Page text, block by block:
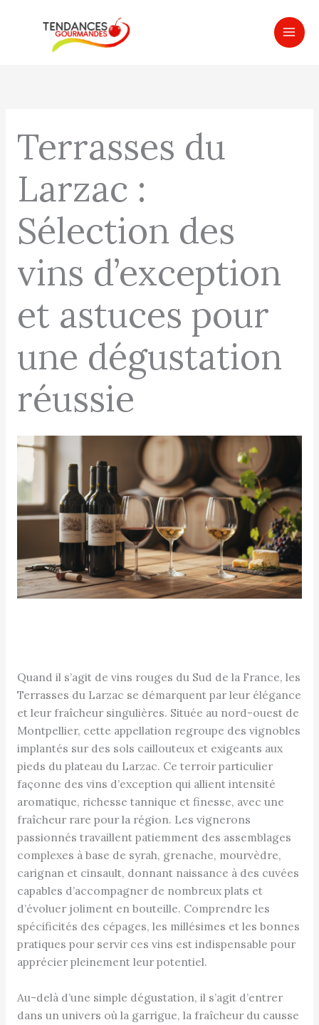
Terrasses du
Larzac :
Sélection des
vins d’exception
et astuces pour
une dégustation
réussie
Quand il s’agit de vins rouges du Sud de la France, les
Terrasses du Larzac se démarquent par leur élégance
et leur fraîcheur singulières. Située au nord-ouest de
Montpellier, cette appellation regroupe des vignobles
implantés sur des sols caillouteux et exigeants aux
pieds du plateau du Larzac. Ce terroir particulier
façonne des vins d’exception qui allient intensité
aromatique, richesse tannique et finesse, avec une
fraîcheur rare pour la région. Les vignerons
passionnés travaillent patiemment des assemblages
complexes à base de syrah, grenache, mourvèdre,
carignan et cinsault, donnant naissance à des cuvées
capables d’accompagner de nombreux plats et
d’évoluer joliment en bouteille. Comprendre les
spécificités des cépages, les millésimes et les bonnes
pratiques pour servir ces vins est indispensable pour
apprécier pleinement leur potentiel.
Au-delà d’une simple dégustation, il s’agit d’entrer
dans un univers où la garrigue, la fraîcheur du causse